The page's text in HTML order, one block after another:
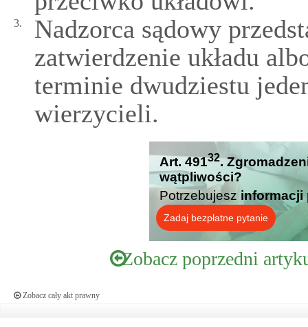
3.
Nadzorca sądowy
zatwierdzenie układu
terminie dwudziestu
wierzycieli.
Art. 49132.
wątpliwości?
Potrzebujesz informacji
Zadaj bezpłatne pytanie
Zobacz poprzedni
Zobacz cały akt prawny